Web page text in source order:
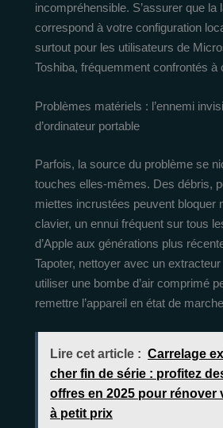
incompréhensible. S’assurer que la
correspond à votre configuration
surtout pour les utilisateurs de
Toshiba, fréquemment confrontés à
Problèmes matériels : l’ennemi
d’ordinateur portable
Parfois, la source du problème se
touches elles-mêmes. Des débris,
miettes incrustées peuvent bloquer
clavier, un ennui fréquent sur tous
d’Apple aux générations plus
Tapoter, nettoyer avec un
utiliser une bombe d’air comprimé
remettre l’appareil en état de
Lire cet article : Carrelage
cher fin de série : profitez
offres en 2025 pour rénover
à petit prix